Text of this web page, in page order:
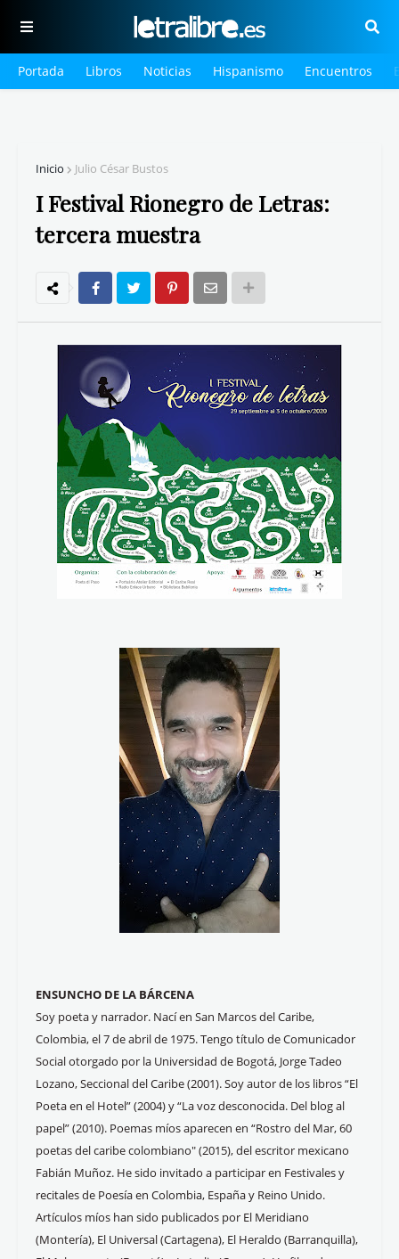
Portada Libros Noticias Hispanismo Encuentros
Inicio Julio César Bustos
I Festival Rionegro de Letras:
tercera muestra
ENSUNCHO DE LA BÁRCENA
Soy poeta y narrador. Nací en San Marcos del Caribe,
Colombia, el 7 de abril de 1975. Tengo título de Comunicador
Social otorgado por la Universidad de Bogotá, Jorge Tadeo
Lozano, Seccional del Caribe (2001). Soy autor de los libros “El
Poeta en el Hotel” (2004) y “La voz desconocida. Del blog al
papel” (2010). Poemas míos aparecen en “Rostro del Mar, 60
poetas del caribe colombiano" (2015), del escritor mexicano
Fabián Muñoz. He sido invitado a participar en Festivales y
recitales de Poesía en Colombia, España y Reino Unido.
Artículos míos han sido publicados por El Meridiano
(Montería), El Universal (Cartagena), El Heraldo (Barranquilla),